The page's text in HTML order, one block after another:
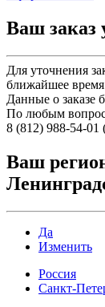
Ваш заказ
Для уточнения
ближайшее
Данные о заказе
По любым
8 (812) 988-54-01
Ваш
Да
Изменить
Россия
Санкт-